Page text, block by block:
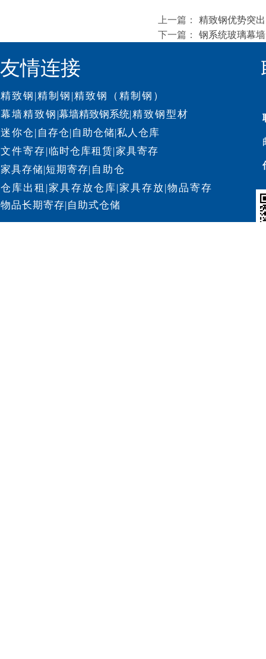
上一篇：
精致钢优势突
下一篇：
钢系统玻璃幕
友情连接
精致钢 |精制钢 |精致钢（精制钢）
幕墙精致钢 |幕墙精致钢系统|精致钢型材
迷你仓 | 自存仓|自助仓储|私人仓库
文件寄存|临时仓库租赁|家具寄存
家具存储|短期寄存| 自助仓
仓库出租 |家具存放仓库|家具存放|物品寄存
物品长期寄存|自助式仓储